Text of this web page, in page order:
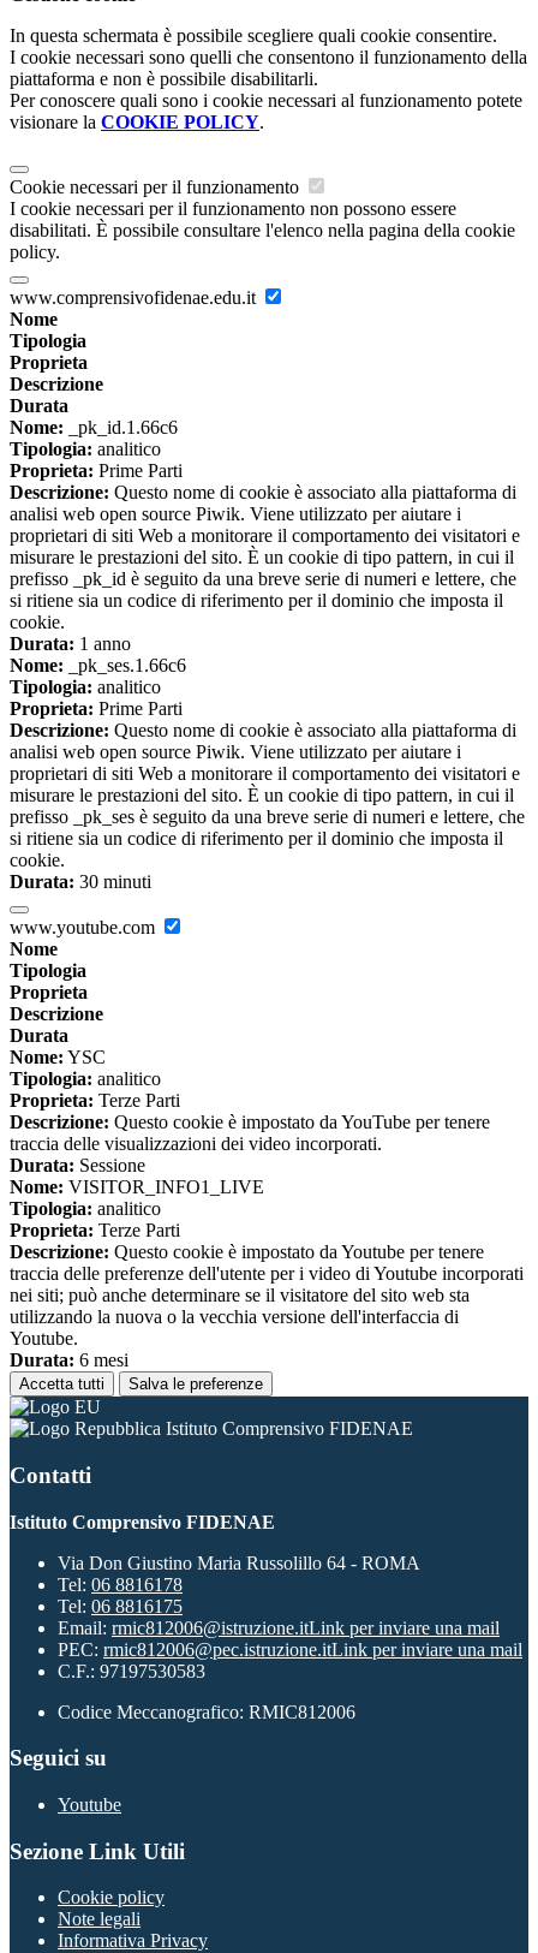
In questa schermata è possibile scegliere quali cookie consentire.
I cookie necessari sono quelli che consentono il funzionamento della
piattaforma e non è possibile disabilitarli.
Per conoscere quali sono i cookie necessari al funzionamento potete
visionare la COOKIE POLICY.
Cookie necessari per il funzionamento
I cookie necessari per il funzionamento non possono essere
disabilitati. È possibile consultare l'elenco nella pagina della cookie
policy.
www.comprensivofidenae.edu.it
Nome
Tipologia
Proprieta
Descrizione
Durata
Nome: _pk_id.1.66c6
Tipologia: analitico
Proprieta: Prime Parti
Descrizione: Questo nome di cookie è associato alla piattaforma di
analisi web open source Piwik. Viene utilizzato per aiutare i
proprietari di siti Web a monitorare il comportamento dei visitatori e
misurare le prestazioni del sito. È un cookie di tipo pattern, in cui il
prefisso _pk_id è seguito da una breve serie di numeri e lettere, che
si ritiene sia un codice di riferimento per il dominio che imposta il
cookie.
Durata: 1 anno
Nome: _pk_ses.1.66c6
Tipologia: analitico
Proprieta: Prime Parti
Descrizione: Questo nome di cookie è associato alla piattaforma di
analisi web open source Piwik. Viene utilizzato per aiutare i
proprietari di siti Web a monitorare il comportamento dei visitatori e
misurare le prestazioni del sito. È un cookie di tipo pattern, in cui il
prefisso _pk_ses è seguito da una breve serie di numeri e lettere, che
si ritiene sia un codice di riferimento per il dominio che imposta il
cookie.
Durata: 30 minuti
www.youtube.com
Nome
Tipologia
Proprieta
Descrizione
Durata
Nome: YSC
Tipologia: analitico
Proprieta: Terze Parti
Descrizione: Questo cookie è impostato da YouTube per tenere
traccia delle visualizzazioni dei video incorporati.
Durata: Sessione
Nome: VISITOR_INFO1_LIVE
Tipologia: analitico
Proprieta: Terze Parti
Descrizione: Questo cookie è impostato da Youtube per tenere
traccia delle preferenze dell'utente per i video di Youtube incorporati
nei siti; può anche determinare se il visitatore del sito web sta
utilizzando la nuova o la vecchia versione dell'interfaccia di
Youtube.
Durata: 6 mesi
Accetta tutti Salva le preferenze
Istituto Comprensivo FIDENAE
Contatti
Istituto Comprensivo FIDENAE
Via Don Giustino Maria Russolillo 64 - ROMA
Tel: 06 8816178
Tel: 06 8816175
Email: rmic812006@istruzione.itLink per inviare una mail
PEC: rmic812006@pec.istruzione.itLink per inviare una mail
C.F.: 97197530583
Codice Meccanografico: RMIC812006
Seguici su
Youtube
Sezione Link Utili
Cookie policy
Note legali
Informativa Privacy